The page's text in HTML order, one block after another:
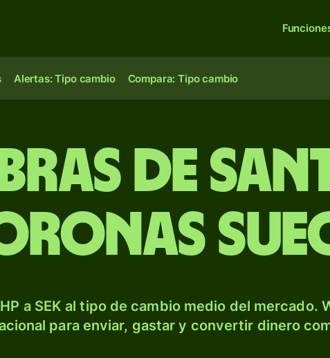
Alertas: Tipo cambio Compara: Tipo cambio
de
a SEK al tipo de cambio medio del mercado.
para enviar, gastar y convertir dinero